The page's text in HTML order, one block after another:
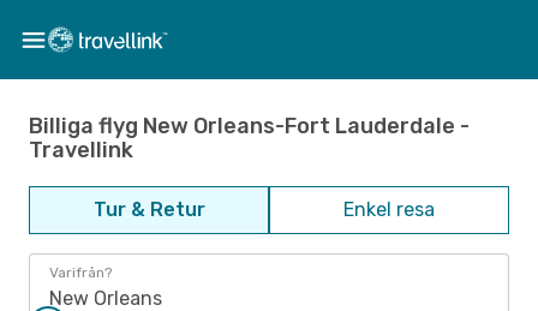
Billiga flyg New Orleans-Fort Lauderdale -
Travellink
Tur & Retur Enkel resa
Varifrån?
New Orleans